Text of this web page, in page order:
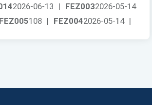
FEZ0032026-05-14
2026-06-13 |
FEZ0042026-05-14 |
FEZ005108 |